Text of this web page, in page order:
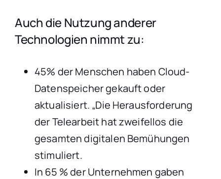
Auch die Nutzung anderer
Technologien nimmt zu:
45% der Menschen haben Cloud-
Datenspeicher gekauft oder
aktualisiert. „Die Herausforderung
der Telearbeit hat zweifellos die
gesamten digitalen Bemühungen
stimuliert.
In 65 % der Unternehmen gaben